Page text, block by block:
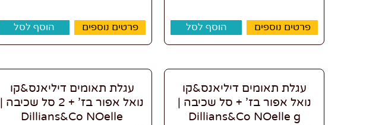
פרטים נוספים הוסף לסל פרטים נוספים הוסף לסל
עגלת תאומים דיליאנס&קו
נואל אפור בז' + סל שכיבה |
Dillians&Co NOelle g
עגלת תאומים דיליאנס&קו
נואל אפור בז' + 2 סל שכיבה |
Dillians&Co NOelle